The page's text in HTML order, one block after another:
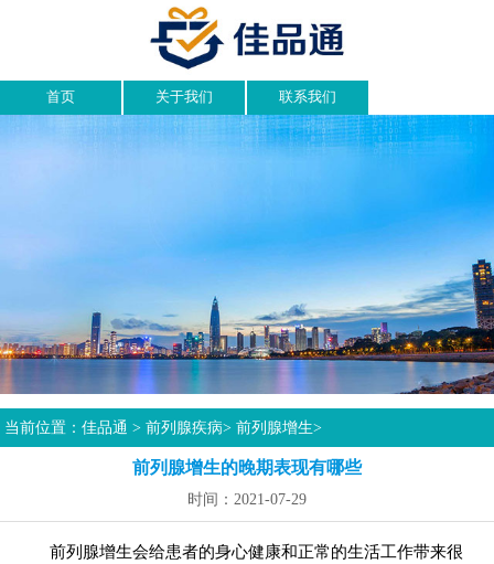
首页 关于我们 联系我们
当前位置：佳品通 >前列腺疾病>前列腺增生>
前列腺增生的晚期表现有哪些
时间：2021-07-29
前列腺增生会给患者的身心健康和正常的生活工作带来很